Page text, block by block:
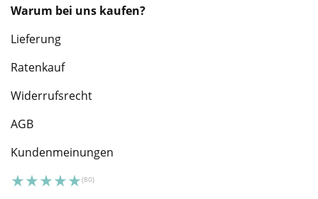
Warum bei uns kaufen?
Lieferung
Ratenkauf
Widerrufsrecht
AGB
Kundenmeinungen